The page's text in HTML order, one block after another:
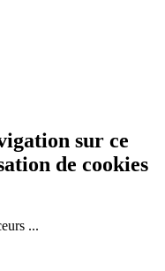
sur ce
de cookies
...